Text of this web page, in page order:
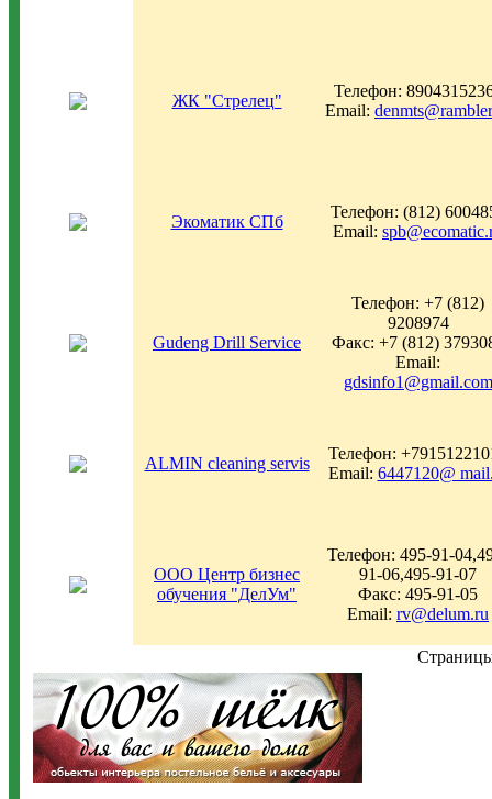
ЖК "Стрелец"
Телефон:
Email:
Экоматик СПб
Телефон: (812)
Email:
Gudeng Drill Service
Телефон: +7 (812)
9208974
Факс: +7 (812)
Email:
gdsinfo1@gmail.com
ALMIN cleaning servis
Телефон:
Email: 6447120@
ООО Центр бизнес
обучения "ДелУм"
Телефон: 495-91-
91-06,495-91-07
Факс: 495-91-05
Email: rv@delum.ru